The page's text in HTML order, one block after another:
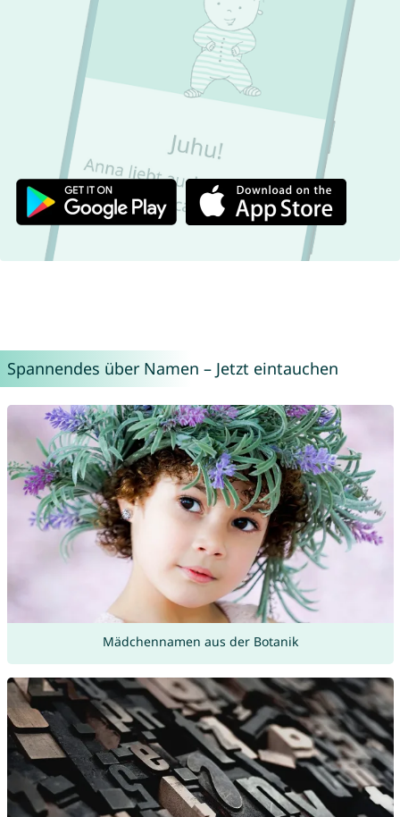
Spannendes über Namen – Jetzt eintauchen
Mädchennamen aus der Botanik